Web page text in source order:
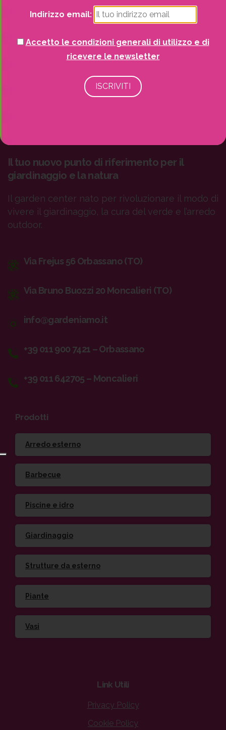
Strutture da esterno
Vasi
Il tuo nuovo punto di riferimento per il
giardinaggio e la natura
Il garden center nato per rivoluzionare il modo di
vivere il giardinaggio, la cura del verde e l’arredo
outdoor.
Via Frejus 56 Orbassano (TO)
Via Bruno Buozzi 20 Moncalieri (TO)
info@gardeniamo.it
+39 011 900 7421 – Orbassano
+39 011 642705 – Moncalieri
Prodotti
Arredo esterno
Barbecue
Piscine e idro
Giardinaggio
Strutture da esterno
Piante
Vasi
Link Utili
Privacy Policy
Cookie Policy
Indirizzo email:
Accetto le condizioni generali di utilizzo e di
ricevere le newsletter